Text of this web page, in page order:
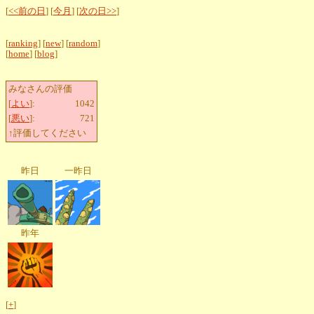
[<<前の日 ] [今月 ] [次の日>>]
[ranking] [new] [random]
[home] [blog]
みなさんの評価
[よい]:
1042
[悪い]:
721
↑評価してください
昨日 一昨日
昨年
[+]